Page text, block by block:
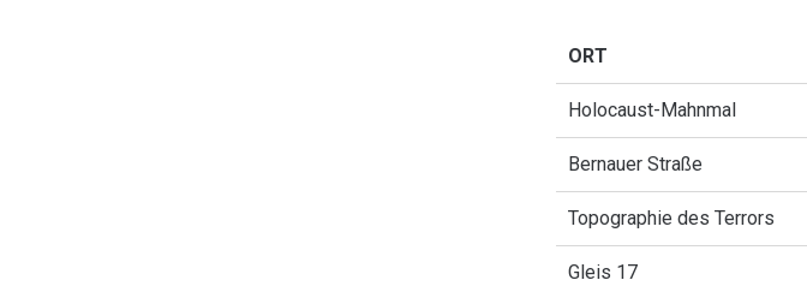
ORT
Holocaust-Mahnmal
Bernauer Straße
Topographie des Terrors
Gleis 17